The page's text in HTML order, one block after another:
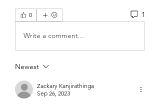
0 1
Write a comment...
Newest
Zackary Kanjirathinga
Sep 26, 2023